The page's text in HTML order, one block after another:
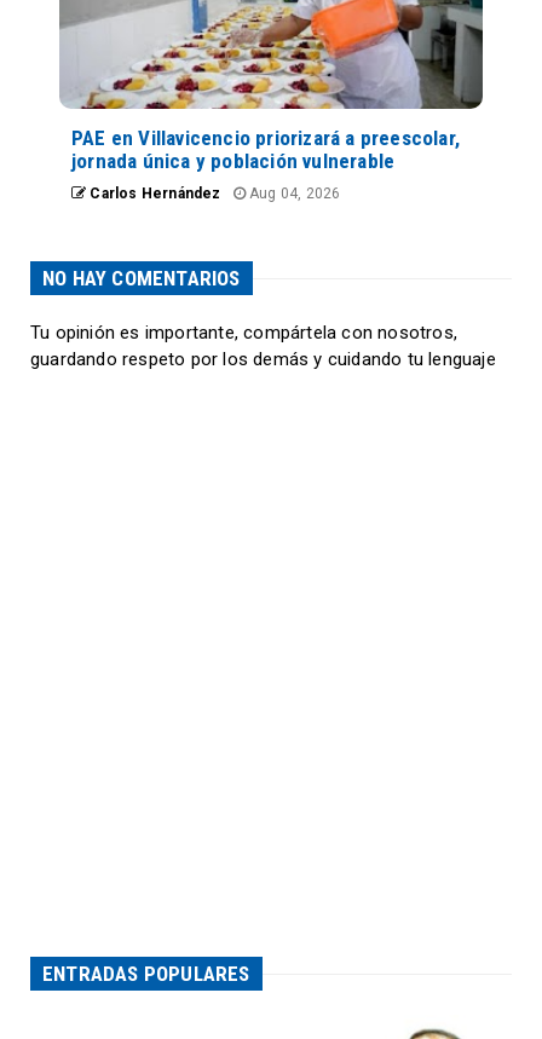
PAE en Villavicencio priorizará a preescolar,
jornada única y población vulnerable
Carlos Hernández Aug 04, 2026
NO HAY COMENTARIOS
Tu opinión es importante, compártela con nosotros,
guardando respeto por los demás y cuidando tu lenguaje
ENTRADAS POPULARES